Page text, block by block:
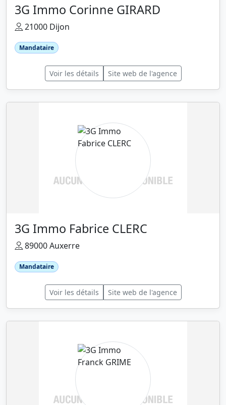
3G Immo Corinne GIRARD
21000 Dijon
Mandataire
Voir les détails Site web de l'agence
3G Immo Fabrice CLERC
89000 Auxerre
Mandataire
Voir les détails Site web de l'agence